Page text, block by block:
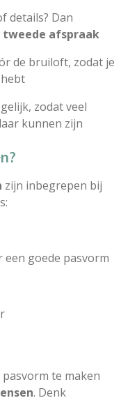
details? Dan
tweede afspraak
de bruiloft, zodat je
hebt
zodat veel
kunnen zijn
zijn inbegrepen bij
goede pasvorm
te maken
. Denk